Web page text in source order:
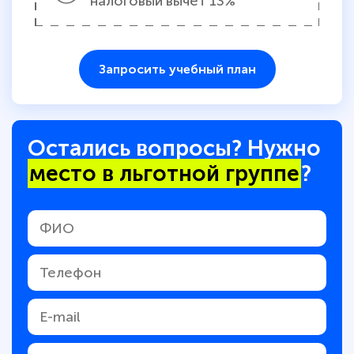
Запросить учебный план
Остались вопросы? Нужно
место в льготной группе?